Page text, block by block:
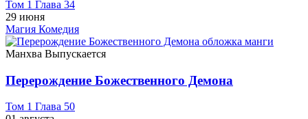
Том 1 Глава 34
29 июня
Магия Комедия
Манхва Выпускается
Перерождение Божественного Демона
Том 1 Глава 50